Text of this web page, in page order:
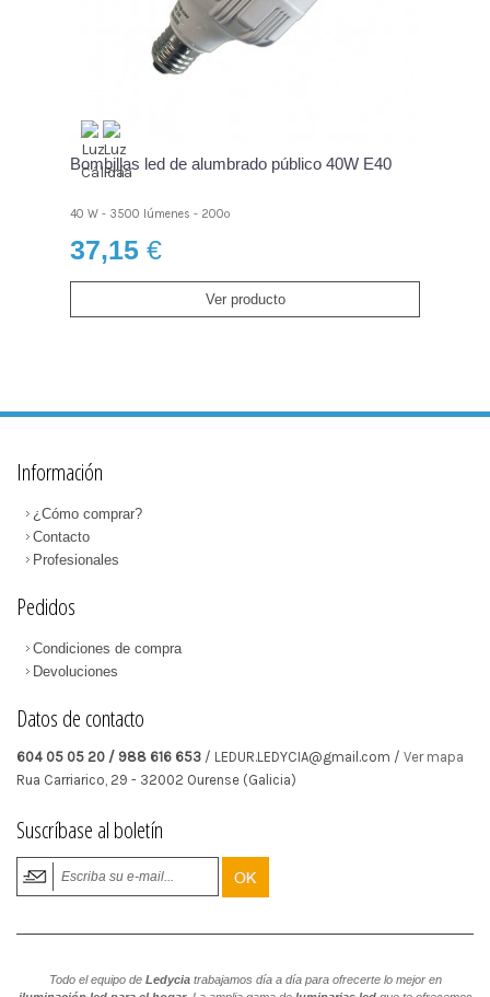
Bombillas led de alumbrado público 40W E40
40 W - 3500 lúmenes - 200º
37,15 €
Ver producto
Información
¿Cómo comprar?
Contacto
Profesionales
Pedidos
Condiciones de compra
Devoluciones
Datos de contacto
604 05 05 20 / 988 616 653 / LEDUR.LEDYCIA@gmail.com / Ver mapa
Rua Carriarico, 29 - 32002 Ourense (Galicia)
Suscríbase al boletín
Todo el equipo de Ledyciatrabajamos día a día para ofrecerte lo mejor en